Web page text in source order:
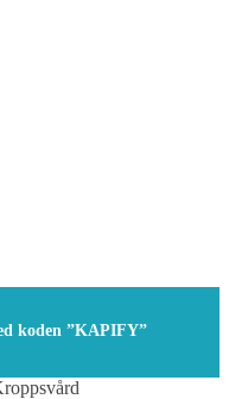
koden ”KAPIFY”